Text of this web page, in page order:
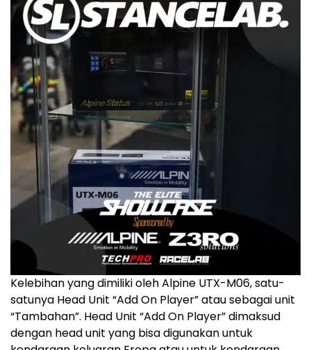
Kelebihan yang dimiliki oleh Alpine UTX-M06, satu-
satunya Head Unit “Add On Player” atau sebagai unit
“Tambahan”. Head Unit “Add On Player” dimaksud
dengan head unit yang bisa digunakan untuk